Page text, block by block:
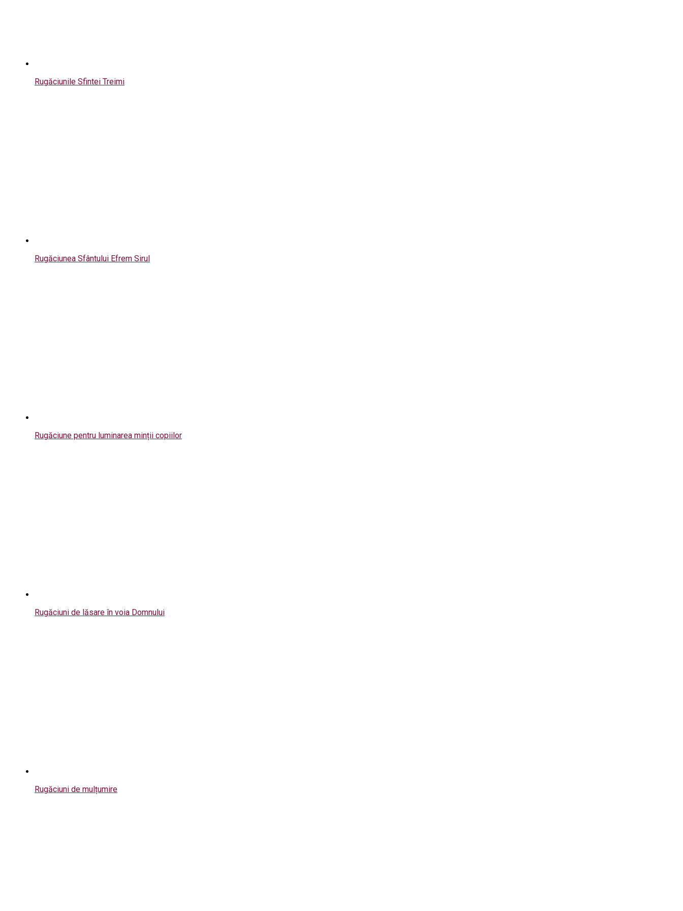
Rugăciunile Sfintei Treimi
Rugăciunea Sfântului Efrem Sirul
Rugăciune pentru luminarea minții copiilor
Rugăciuni de lăsare în voia Domnului
Rugăciuni de mulțumire